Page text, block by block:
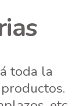
toda la